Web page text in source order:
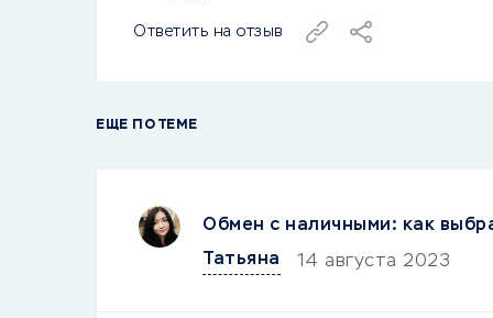
Ответить на отзыв
ЕЩЕ ПО ТЕМЕ
Обмен с наличными: как
Татьяна
14 августа 2023